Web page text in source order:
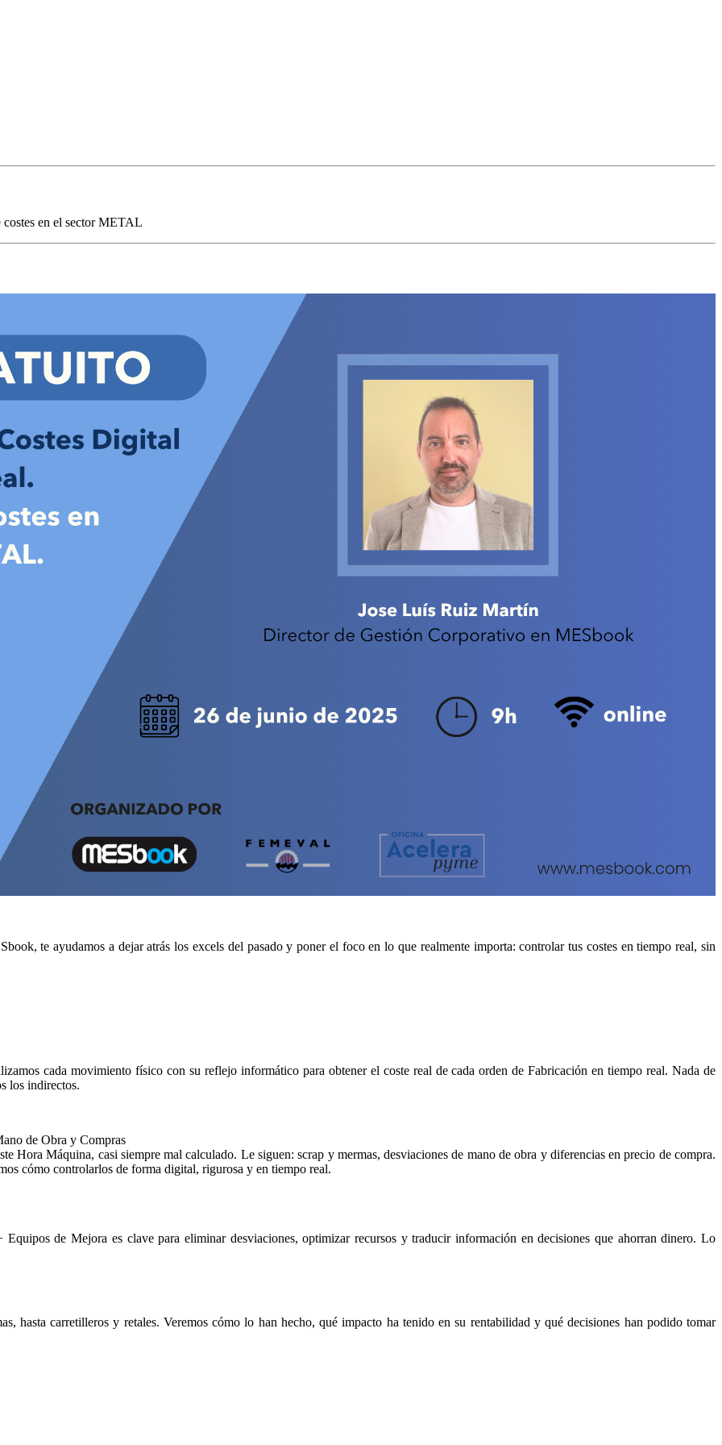
en el sector METAL
te ayudamos a dejar atrás los excels del pasado y poner el foco en lo que realmente importa: controlar tus costes en tiempo real, sin
cada movimiento físico con su reflejo informático para obtener el coste real de cada orden de Fabricación en tiempo real. Nada de
los indirectos.
de Obra y Compras
Hora Máquina, casi siempre mal calculado. Le siguen: scrap y mermas, desviaciones de mano de obra y diferencias en precio de compra.
cómo controlarlos de forma digital, rigurosa y en tiempo real.
de Mejora es clave para eliminar desviaciones, optimizar recursos y traducir información en decisiones que ahorran dinero. Lo
hasta carretilleros y retales. Veremos cómo lo han hecho, qué impacto ha tenido en su rentabilidad y qué decisiones han podido tomar